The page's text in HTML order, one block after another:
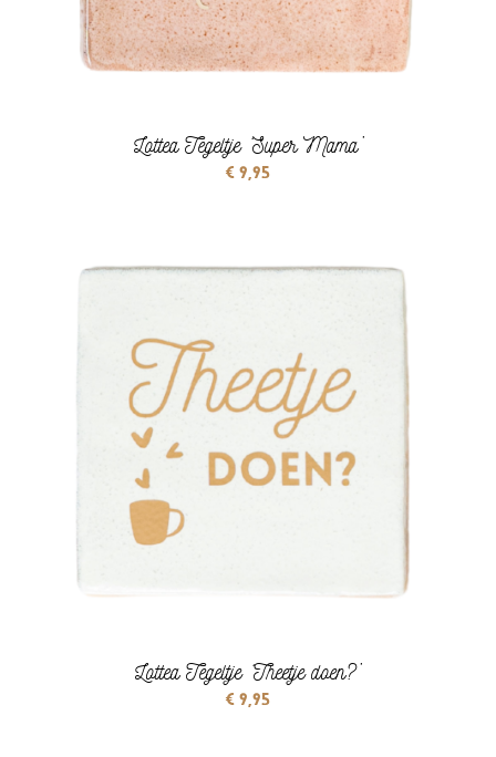
Lottea Tegeltje ‘Super Mama’
€9,95
Lottea Tegeltje ‘Theetje doen?’
€9,95